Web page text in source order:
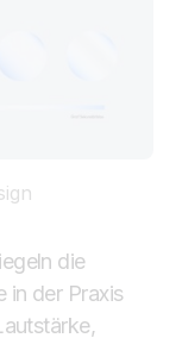
die
in der Praxis